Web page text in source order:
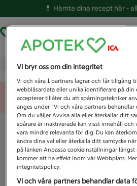
💊 Hämta dina recept här -
Vad letar du efter idag?
Unknown
Vi bryr oss om din integritet
Vi och våra1 partners lagrar och får tillgång
webbläsardata eller unika identifierare på din
accepterar tillåter du att spårningstekniker
anges under ”Vi och våra partners
Om du väljer Avvisa alla eller återkallar ditt
spårare är inaktiverade kan visst innehåll och
vara mindre relevanta för dig. Du kan
ändra dina val eller återkalla ditt samtycke
på länken Anpassa cookieinställningar längst
kommer att ha effekt inom vår Webbplats.
integritetspolicy.
Vi och våra partners behandlar data